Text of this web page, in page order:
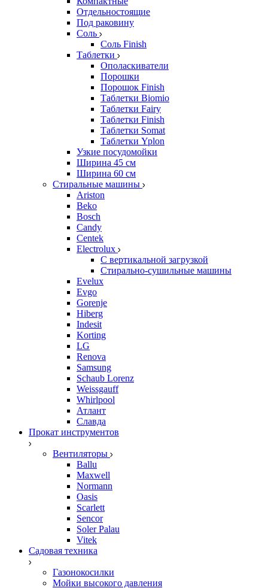
Отдельностоящие
Под раковину
Соль
Соль Finish
Таблетки
Ополаскиватели
Порошки
Порошок Finish
Таблетки Biomio
Таблетки Fairy
Таблетки Finish
Таблетки Somat
Таблетки Yplon
Узкие посудомойки
Ширина 45 см
Ширина 60 см
Стиральные машины
Ariston
Beko
Bosch
Candy
Centek
Electrolux
С вертикальной загрузкой
Стирально-сушильные машины
Evelux
Evgo
Gorenje
Hiberg
Indesit
Korting
LG
Renova
Samsung
Schaub Lorenz
Weissgauff
Whirlpool
Атлант
Славда
Прокат инструментов
Вентиляторы
Ballu
Maxwell
Normann
Oasis
Scarlett
Sencor
Soler Palau
Vitek
Садовая техника
Газонокосилки
Мойки высокого давления